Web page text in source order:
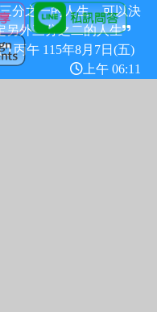
三分之一的人生，可以決
另外三分之二的人生
丙午 115年8月7日(五)
上午 06:11